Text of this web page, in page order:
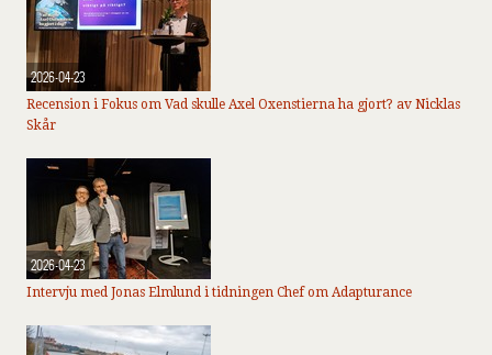
2026-04-23
Recension i Fokus om Vad skulle Axel Oxenstierna ha gjort? av Nicklas
Skår
2026-04-23
Intervju med Jonas Elmlund i tidningen Chef om Adapturance